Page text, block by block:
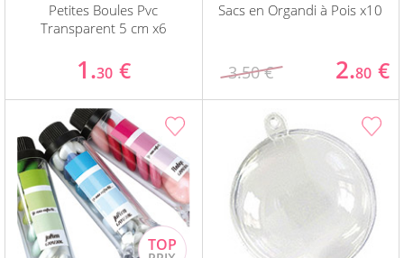
Petites Boules Pvc
Transparent 5 cm x6
1.30 €
Sacs en Organdi à Pois x10
3.50 € 2.80 €